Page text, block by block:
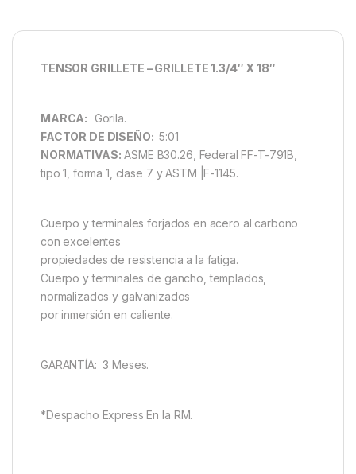
TENSOR GRILLETE – GRILLETE 1.3/4″ X 18″
MARCA: Gorila.
FACTOR DE DISEÑO: 5:01
NORMATIVAS: ASME B30.26, Federal FF-T-791B,
tipo 1, forma 1, clase 7 y ASTM |F-1145.
Cuerpo y terminales forjados en acero al carbono
con excelentes
propiedades de resistencia a la fatiga.
Cuerpo y terminales de gancho, templados,
normalizados y galvanizados
por inmersión en caliente.
GARANTÍA: 3 Meses.
*Despacho Express En la RM.